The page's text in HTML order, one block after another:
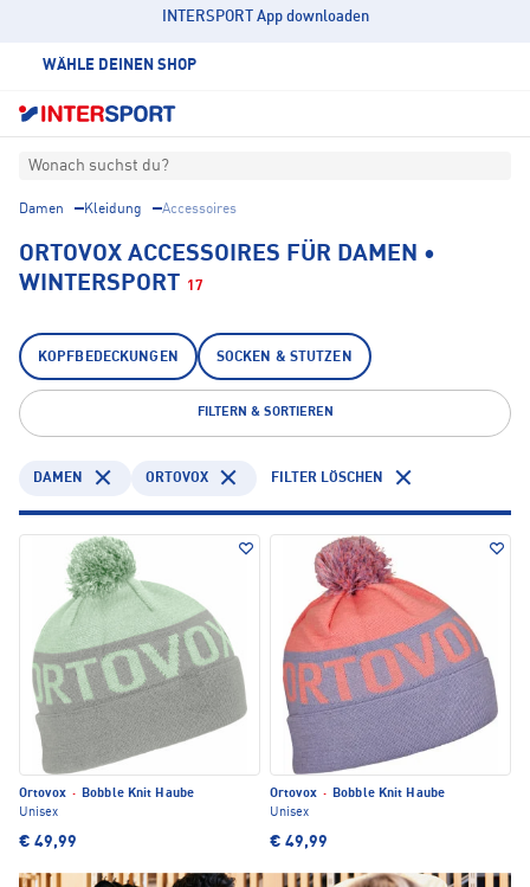
INTERSPORT App downloaden
WÄHLE DEINEN SHOP
Wonach suchst du?
Damen Kleidung Accessoires
ORTOVOX ACCESSOIRES FÜR DAMEN •
WINTERSPORT
17
KOPFBEDECKUNGEN SOCKEN & STUTZEN
FILTERN & SORTIEREN
DAMEN ORTOVOX FILTER LÖSCHEN
Ortovox ·
Bobble Knit Haube
Unisex
€ 49,99
Ortovox ·
Bobble Knit Haube
Unisex
€ 49,99